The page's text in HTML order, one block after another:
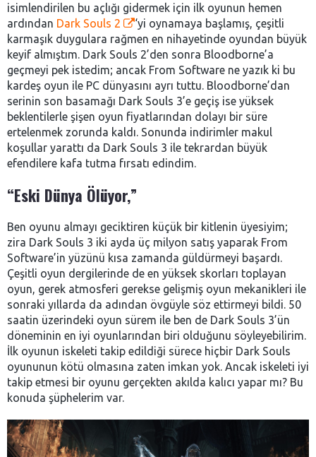
isimlendirilen bu açlığı gidermek için ilk oyunun hemen
ardından Dark Souls 2
‘yi oynamaya başlamış, çeşitli
karmaşık duygulara rağmen en nihayetinde oyundan büyük
keyif almıştım. Dark Souls 2’den sonra Bloodborne’a
geçmeyi pek istedim; ancak From Software ne yazık ki bu
kardeş oyun ile PC dünyasını ayrı tuttu. Bloodborne’dan
serinin son basamağı Dark Souls 3’e geçiş ise yüksek
beklentilerle şişen oyun fiyatlarından dolayı bir süre
ertelenmek zorunda kaldı. Sonunda indirimler makul
koşullar yarattı da Dark Souls 3 ile tekrardan büyük
efendilere kafa tutma fırsatı edindim.
“Eski Dünya Ölüyor,”
Ben oyunu almayı geciktiren küçük bir kitlenin üyesiyim;
zira Dark Souls 3 iki ayda üç milyon satış yaparak From
Software’in yüzünü kısa zamanda güldürmeyi başardı.
Çeşitli oyun dergilerinde de en yüksek skorları toplayan
oyun, gerek atmosferi gerekse gelişmiş oyun mekanikleri ile
sonraki yıllarda da adından övgüyle söz ettirmeyi bildi. 50
saatin üzerindeki oyun sürem ile ben de Dark Souls 3’ün
döneminin en iyi oyunlarından biri olduğunu söyleyebilirim.
İlk oyunun iskeleti takip edildiği sürece hiçbir Dark Souls
oyununun kötü olmasına zaten imkan yok. Ancak iskeleti iyi
takip etmesi bir oyunu gerçekten akılda kalıcı yapar mı? Bu
konuda şüphelerim var.